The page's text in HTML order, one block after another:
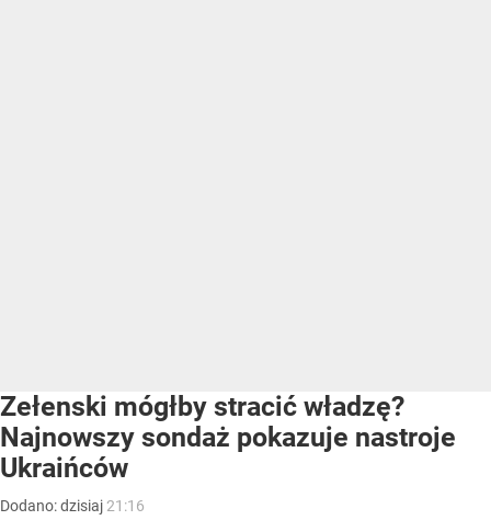
Zełenski mógłby stracić władzę?
Najnowszy sondaż pokazuje nastroje
Ukraińców
Dodano:dzisiaj 21:16